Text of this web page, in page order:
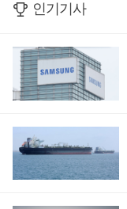
인기기사